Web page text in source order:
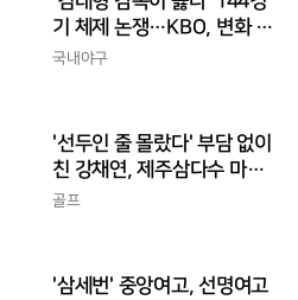
기 체제 논쟁…KBO, 변화 고
민해야, 환경에 맞는 경기 수
국내야구
'선두인 줄 몰랐다' 부담 없이
친 강채연, 제주삼다수 마스
터스 2R 단독 선두
골프
'삼세번' 중앙여고, 선명여고